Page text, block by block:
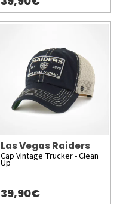
Las Vegas Raiders
Cap Vintage Trucker - Clean
Up
39,90€